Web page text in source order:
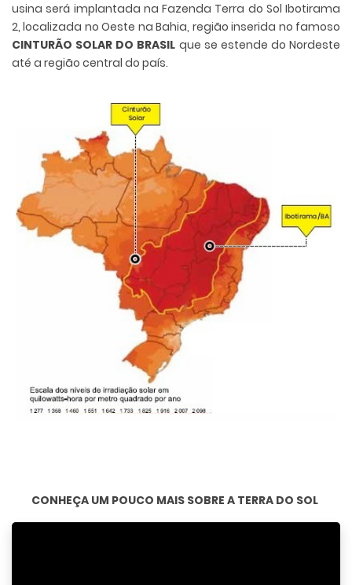
usina será implantada na Fazenda Terra do Sol Ibotirama
2, localizada no Oeste na Bahia, região inserida no famoso
CINTURÃO SOLAR DO BRASIL que se estende do Nordeste
até a região central do país.
CONHEÇA UM POUCO MAIS SOBRE A TERRA DO SOL